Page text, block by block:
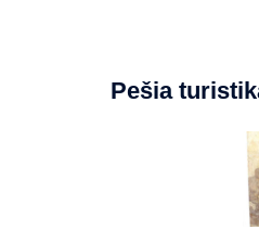
Pešia